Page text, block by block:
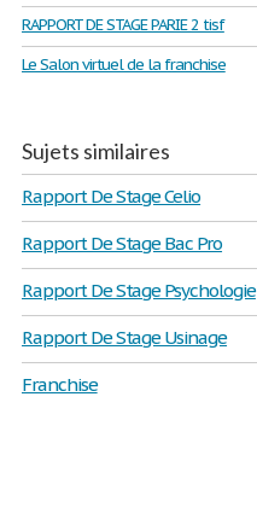
RAPPORT DE STAGE PARIE 2 tisf
Le Salon virtuel de la franchise
Sujets similaires
Rapport De Stage Celio
Rapport De Stage Bac Pro
Rapport De Stage Psychologie
Rapport De Stage Usinage
Franchise